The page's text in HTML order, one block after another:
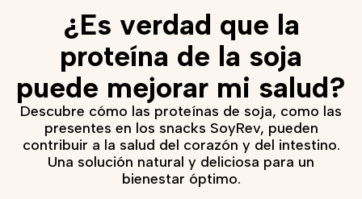
¿Es verdad que la
proteína de la soja
puede mejorar mi salud?
Descubre cómo las proteínas de soja, como las
presentes en los snacks SoyRev, pueden
contribuir a la salud del corazón y del intestino.
Una solución natural y deliciosa para un
bienestar óptimo.